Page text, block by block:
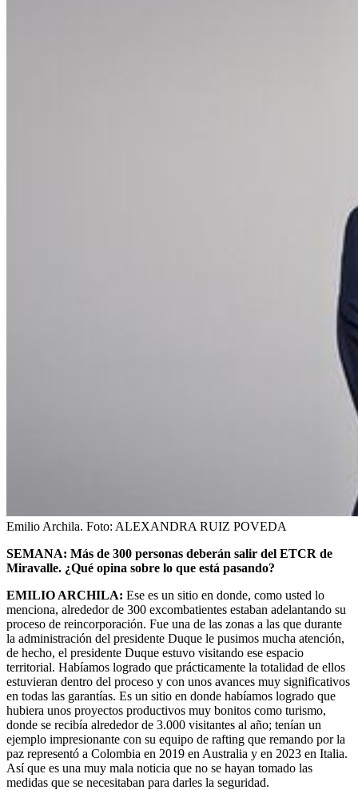
Emilio Archila. Foto: ALEXANDRA RUIZ POVEDA
SEMANA: Más de 300 personas deberán salir del ETCR de
Miravalle. ¿Qué opina sobre lo que está pasando?
EMILIO ARCHILA: Ese es un sitio en donde, como usted lo
menciona, alrededor de 300 excombatientes estaban adelantando su
proceso de reincorporación. Fue una de las zonas a las que durante
la administración del presidente Duque le pusimos mucha atención,
de hecho, el presidente Duque estuvo visitando ese espacio
territorial. Habíamos logrado que prácticamente la totalidad de ellos
estuvieran dentro del proceso y con unos avances muy significativos
en todas las garantías. Es un sitio en donde habíamos logrado que
hubiera unos proyectos productivos muy bonitos como turismo,
donde se recibía alrededor de 3.000 visitantes al año; tenían un
ejemplo impresionante con su equipo de rafting que remando por la
paz representó a Colombia en 2019 en Australia y en 2023 en Italia.
Así que es una muy mala noticia que no se hayan tomado las
medidas que se necesitaban para darles la seguridad.